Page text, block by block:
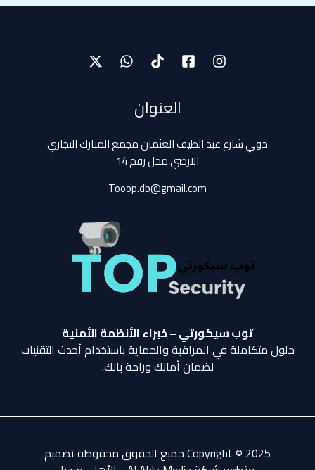
العنوان
حولي شارع عبد الطيف العثمان مجمع المبارك التجاري
الارضي محل رقم 14
Tooop.db@gmail.com
توب سيكورتي – خبراء الأنظمة الأمنية
حلول متكاملة في المراقبة والحماية باستخدام أحدث التقنيات
لضمان أمانك وراحة بالك.
Copyright © 2025جميع الحقوق محفوظة تصميم